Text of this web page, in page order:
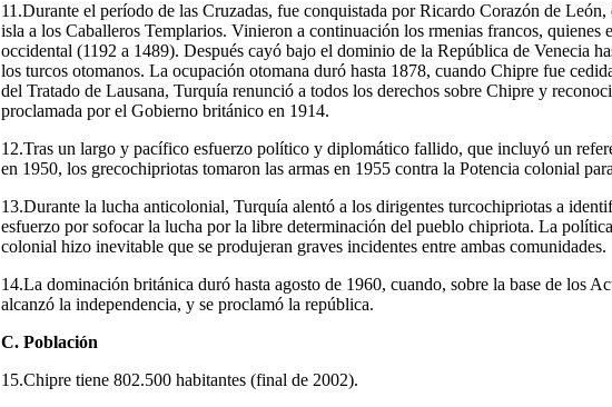
11.Durante el período de las Cruzadas, fue conquistada por Ricardo Corazón de
isla a los Caballeros Templarios. Vinieron a continuación los rmenias francos, quienes
occidental (1192 a 1489). Después cayó bajo el dominio de la República de Venecia
los turcos otomanos. La ocupación otomana duró hasta 1878, cuando Chipre fue
del Tratado de Lausana, Turquía renunció a todos los derechos sobre Chipre y
proclamada por el Gobierno británico en 1914.
12.Tras un largo y pacífico esfuerzo político y diplomático fallido, que incluyó un
en 1950, los grecochipriotas tomaron las armas en 1955 contra la Potencia colonial
13.Durante la lucha anticolonial, Turquía alentó a los dirigentes turcochipriotas a
esfuerzo por sofocar la lucha por la libre determinación del pueblo chipriota. La
colonial hizo inevitable que se produjeran graves incidentes entre ambas comunidades.
14.La dominación británica duró hasta agosto de 1960, cuando, sobre la base de los
alcanzó la independencia, y se proclamó la república.
C. Población
15.Chipre tiene 802.500 habitantes (final de 2002).